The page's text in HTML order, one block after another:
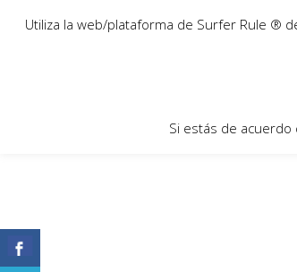
09
Utiliza la web/plataforma de Surfer Rule ®
Si estás de acuerdo